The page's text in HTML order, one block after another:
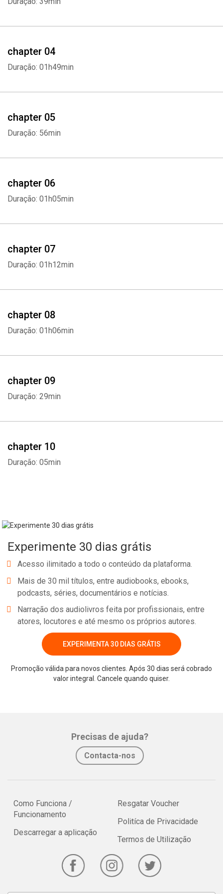
chapter 04
Duração: 01h49min
chapter 05
Duração: 56min
chapter 06
Duração: 01h05min
chapter 07
Duração: 01h12min
chapter 08
Duração: 01h06min
chapter 09
Duração: 29min
chapter 10
Duração: 05min
Experimente 30 dias grátis
Acesso ilimitado a todo o conteúdo da plataforma.
Mais de 30 mil títulos, entre audiobooks, ebooks,
podcasts, séries, documentários e notícias.
Narração dos audiolivros feita por profissionais, entre
atores, locutores e até mesmo os próprios autores.
EXPERIMENTA 30 DIAS GRÁTIS
Promoção válida para novos clientes. Após 30 dias será cobrado
valor integral. Cancele quando quiser.
Precisas de ajuda?
Contacta-nos
Como Funciona /
Funcionamento
Descarregar a aplicação
Resgatar Voucher
Politíca de Privacidade
Termos de Utilização
Whatsapp